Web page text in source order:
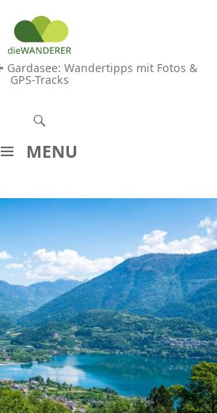
Wandertipps mit Fotos &
GPS-Tracks
MENU